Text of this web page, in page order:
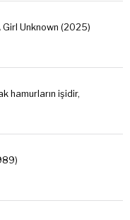
Girl Unknown (2025)
hamurların işidir,